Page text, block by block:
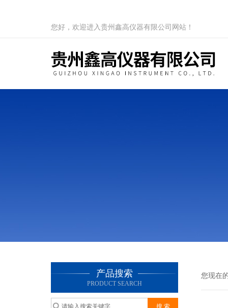
您好，欢迎进入贵州鑫高仪器有限公司网站！
产品搜索
PRODUCT SEARCH
您现在